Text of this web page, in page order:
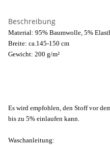
Beschreibung
Material: 95% Baumwolle, 5%
Breite: ca.145-150 cm
Gewicht: 200 g/m²
Es wird empfohlen, den Stoff vor
bis zu 5% einlaufen kann.
Waschanleitung: